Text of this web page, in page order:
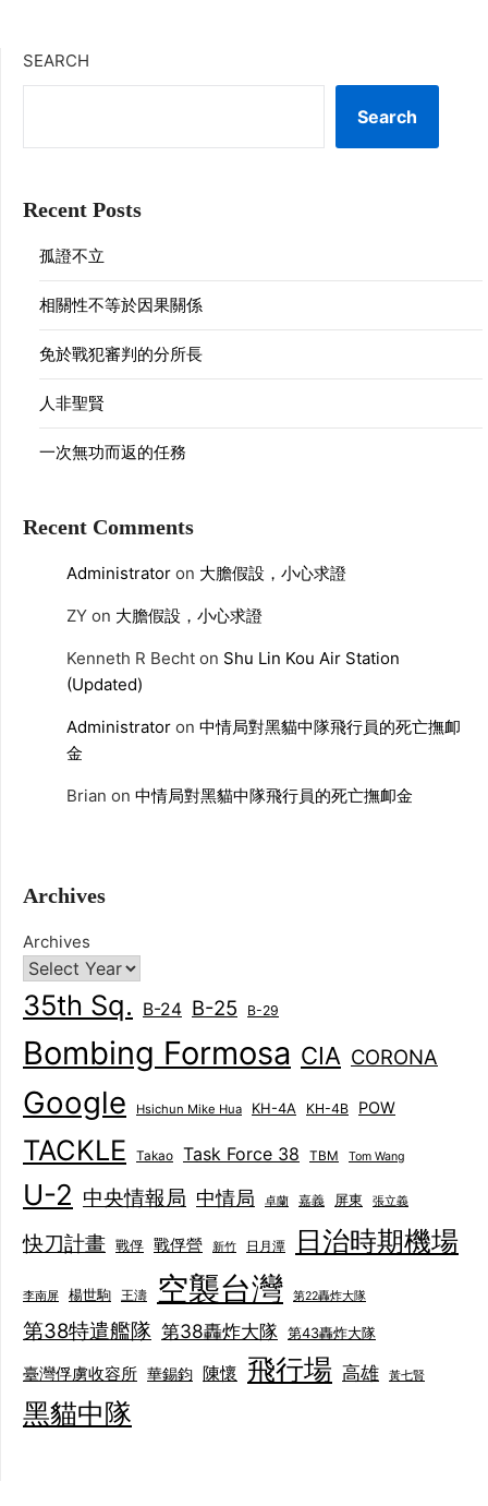
SEARCH
Search
Recent Posts
孤證不立
相關性不等於因果關係
免於戰犯審判的分所長
人非聖賢
一次無功而返的任務
Recent Comments
Administrator on 大膽假設，小心求證
ZY on 大膽假設，小心求證
Kenneth R Becht on Shu Lin Kou Air Station
(Updated)
Administrator on 中情局對黑貓中隊飛行員的死亡撫卹
金
Brian on 中情局對黑貓中隊飛行員的死亡撫卹金
Archives
Archives
35th Sq. B-24 B-25 B-29
Bombing Formosa CIA CORONA
Google Hsichun Mike Hua KH-4A KH-4B POW
TACKLE Takao Task Force 38 TBM Tom Wang
U-2 中央情報局 中情局 卓蘭 嘉義 屏東 張立義
快刀計畫 戰俘 戰俘營 新竹 日月潭 日治時期機場
李南屏 楊世駒 王濤 空襲台灣 第22轟炸大隊
第38特遣艦隊 第38轟炸大隊 第43轟炸大隊
臺灣俘虜收容所 華錫鈞 陳懷 飛行場 高雄 黃七賢
黑貓中隊